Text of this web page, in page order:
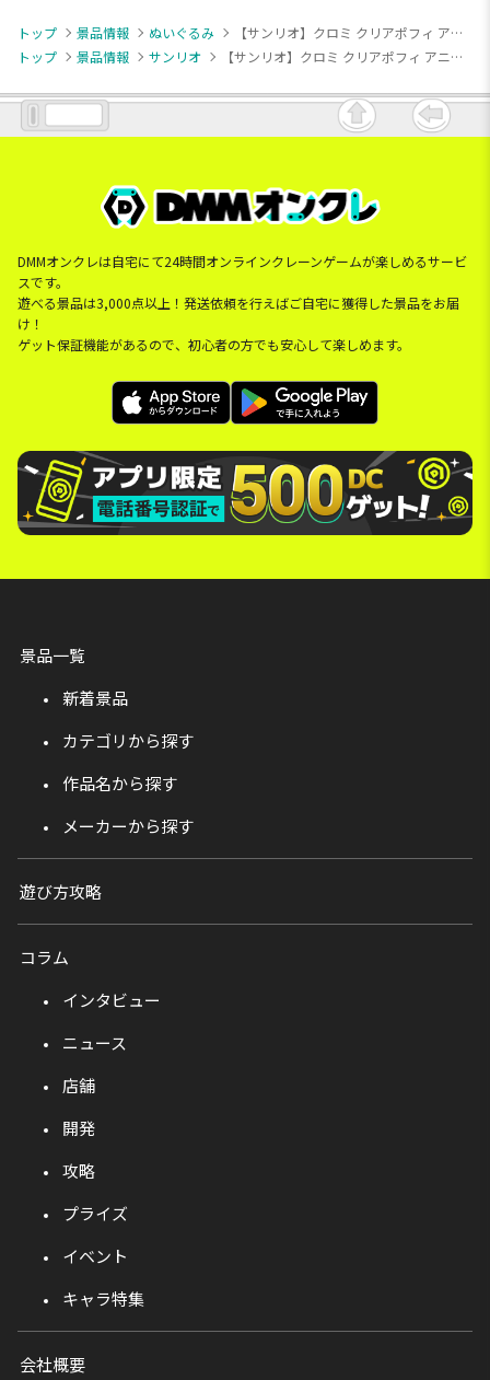
トップ 景品情報 ぬいぐるみ
【サンリオ】クロミ クリアポフィ アニマルレオパード
トップ
景品情報 サンリオ 【サンリオ】クロミ クリアポフィ アニマルレオパード
DMMオンクレは自宅にて24時間オンラインクレーンゲームが楽しめるサービ
スです。
遊べる景品は3,000点以上！発送依頼を行えばご自宅に獲得した景品をお届
け！
ゲット保証機能があるので、初心者の方でも安心して楽しめます。
景品一覧
新着景品
カテゴリから探す
作品名から探す
メーカーから探す
遊び方攻略
コラム
インタビュー
ニュース
店舗
開発
攻略
プライズ
イベント
キャラ特集
会社概要